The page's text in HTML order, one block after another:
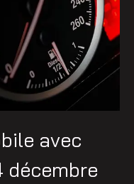
avec
décembre